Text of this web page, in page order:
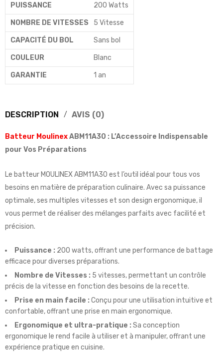
PUISSANCE 200 Watts
NOMBRE DE VITESSES 5 Vitesse
CAPACITÉ DU BOL Sans bol
COULEUR Blanc
GARANTIE 1 an
DESCRIPTION AVIS (0)
Batteur MoulinexABM11A30 : L’Accessoire Indispensable
pour Vos Préparations
Le batteur MOULINEX ABM11A30 est l’outil idéal pour tous vos
besoins en matière de préparation culinaire. Avec sa puissance
optimale, ses multiples vitesses et son design ergonomique, il
vous permet de réaliser des mélanges parfaits avec facilité et
précision.
Puissance : 200 watts, offrant une performance de battage
efficace pour diverses préparations.
Nombre de Vitesses : 5 vitesses, permettant un contrôle
précis de la vitesse en fonction des besoins de la recette.
Prise en main facile : Conçu pour une utilisation intuitive et
confortable, offrant une prise en main ergonomique.
Ergonomique et ultra-pratique : Sa conception
ergonomique le rend facile à utiliser et à manipuler, offrant une
expérience pratique en cuisine.